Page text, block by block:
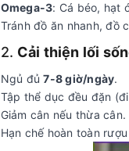
Omega-3: Cá béo, hạt
Tránh đồ ăn nhanh, đồ
2. Cải thiện lối
Ngủ đủ7-8 giờ/ngày.
Tập thể dục đều đặn
Giảm cân nếu thừa cân.
Hạn chế hoàn toàn